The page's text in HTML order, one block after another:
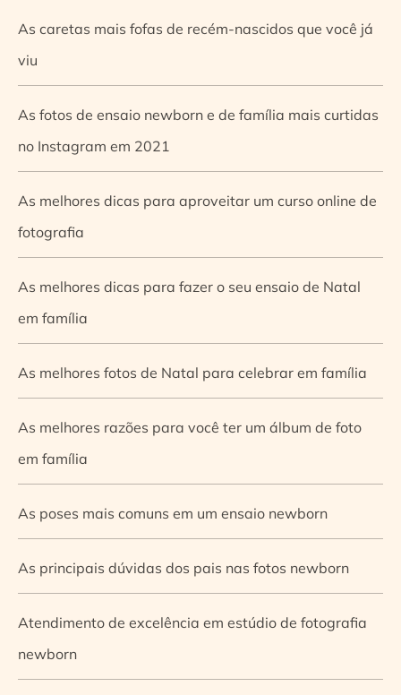
As caretas mais fofas de recém-nascidos que você já
viu
As fotos de ensaio newborn e de família mais curtidas
no Instagram em 2021
As melhores dicas para aproveitar um curso online de
fotografia
As melhores dicas para fazer o seu ensaio de Natal
em família
As melhores fotos de Natal para celebrar em família
As melhores razões para você ter um álbum de foto
em família
As poses mais comuns em um ensaio newborn
As principais dúvidas dos pais nas fotos newborn
Atendimento de excelência em estúdio de fotografia
newborn